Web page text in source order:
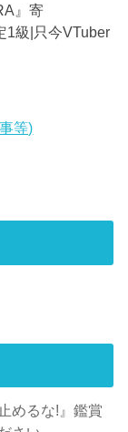
』寄
1級|只今VTuber
等)
めるな!』鑑賞